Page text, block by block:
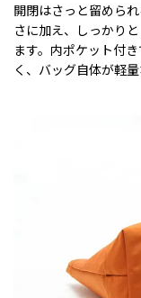
開閉はさっと留めら
さに加え、しっかり
ます。内ポケット付
く、バッグ自体が軽